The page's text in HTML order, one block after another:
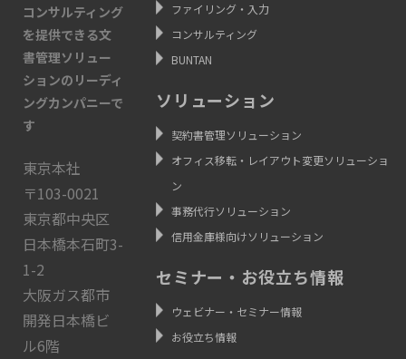
コンサルティング
を提供できる文
書管理ソリュー
ションのリーディ
ングカンパニーで
す
東京本社
〒103-0021
東京都中央区
日本橋本石町3-
1-2
大阪ガス都市
開発日本橋ビ
ル6階
ファイリング・入力
コンサルティング
BUNTAN
ソリューション
契約書管理ソリューション
オフィス移転・レイアウト変更ソリューショ
ン
事務代行ソリューション
信用金庫様向けソリューション
セミナー・お役立ち情報
ウェビナー・セミナー情報
お役立ち情報